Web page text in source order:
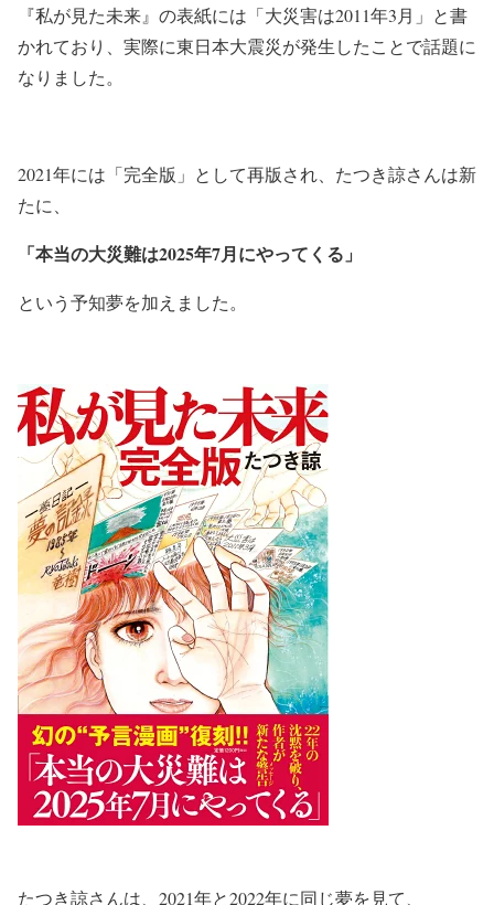
『私が見た未来』の表紙には「大災害は2011年3月」と書
かれており、実際に東日本大震災が発生したことで話題に
なりました。
2021年には「完全版」として再版され、たつき諒さんは新
たに、
「本当の大災難は2025年7月にやってくる」
という予知夢を加えました。
たつき諒さんは、2021年と2022年に同じ夢を見て、